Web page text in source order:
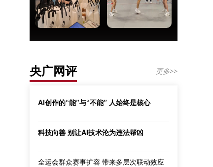
央广网评 更多>>
AI创作的“能”与“不能” 人始终是核心
科技向善 别让AI技术沦为违法帮凶
全运会群众赛事扩容 带来多层次联动效应